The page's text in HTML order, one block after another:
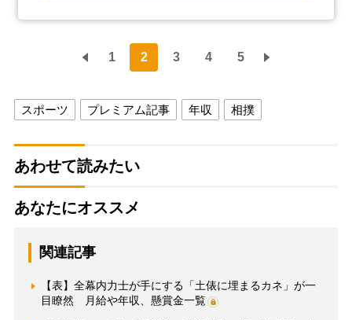
1 2 3 4 5
スポーツ プレミアム記事 年収 相撲
あわせて読みたい
あなたにオススメ
関連記事
【表】全幕内力士が手にする「土俵に埋まるカネ」が一
目瞭然 月給や年収、懸賞金一覧